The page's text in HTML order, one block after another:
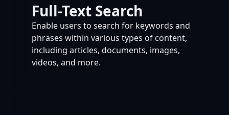
Full-Text Search
Enable users to search for keywords and
phrases within various types of content,
including articles, documents, images,
videos, and more.